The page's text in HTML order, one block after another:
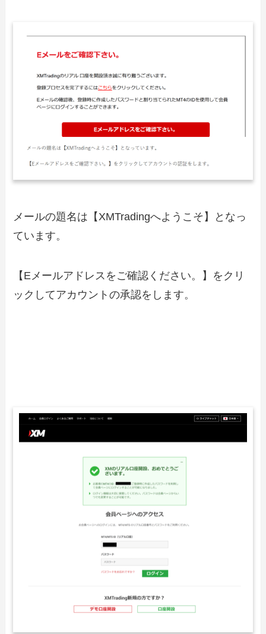
メールの題名は【XMTradingへようこそ】となっ
ています。
【Eメールアドレスをご確認ください。】をクリ
ックしてアカウントの承認をします。